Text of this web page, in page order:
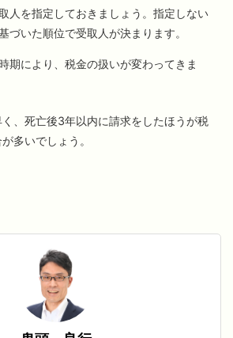
人を指定しておきましょう。指定しない
づいた順位で受取人が決まります。
期により、税金の扱いが変わってきま
、死亡後3年以内に請求をしたほうが税
多いでしょう。